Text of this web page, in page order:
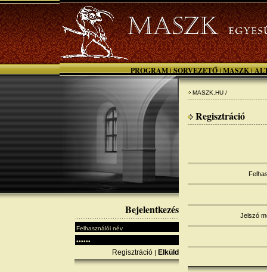
PROGRAM | SORVEZETŐ | MASZK |
Bejelentkezés
Regisztráció | Elküld
MASZK.HU /
Regisztráció
Jelszó